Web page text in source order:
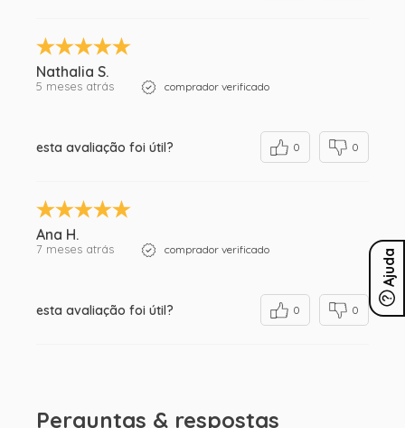
Nathalia S.
5 meses atrás comprador verificado
esta avaliação foi útil? 0 0
Ana H.
7 meses atrás comprador verificado
esta avaliação foi útil? 0 0
Perguntas & respostas
Ajuda